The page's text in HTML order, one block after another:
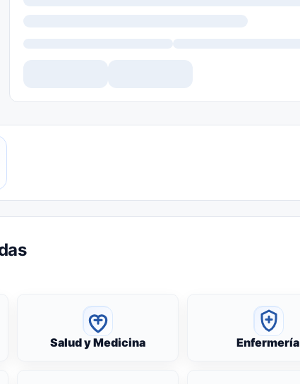
Salud y Medicina Enfermería